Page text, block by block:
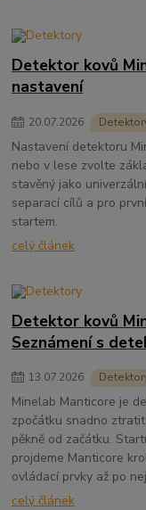
Detektor kovů
nastavení
20.07.2026
Nastavení detektoru
nebo v lese zvolte
stavěný jako
separací cílů a pro
startem.
celý článek
Detektor kovů
Seznámení s
13.07.2026
Minelab Manticore je
zpočátku snadno
pěkně od začátku.
projdeme Manticore
ovládací prvky až po
celý článek